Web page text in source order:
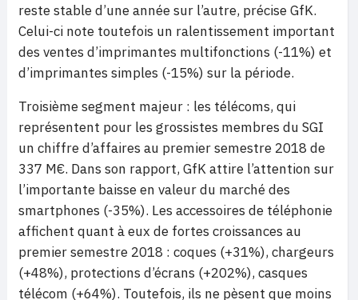
reste stable d’une année sur l’autre, précise GfK.
Celui-ci note toutefois un ralentissement important
des ventes d’imprimantes multifonctions (-11%) et
d’imprimantes simples (-15%) sur la période.
Troisième segment majeur : les télécoms, qui
représentent pour les grossistes membres du SGI
un chiffre d’affaires au premier semestre 2018 de
337 M€. Dans son rapport, GfK attire l’attention sur
l’importante baisse en valeur du marché des
smartphones (-35%). Les accessoires de téléphonie
affichent quant à eux de fortes croissances au
premier semestre 2018 : coques (+31%), chargeurs
(+48%), protections d’écrans (+202%), casques
télécom (+64%). Toutefois, ils ne pèsent que moins